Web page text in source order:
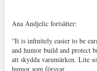
Ana Andjelic fortsätter:
“It is infinitely easier to be
and humor build and protect
att skydda varumärken. Lite
humor som försvar.